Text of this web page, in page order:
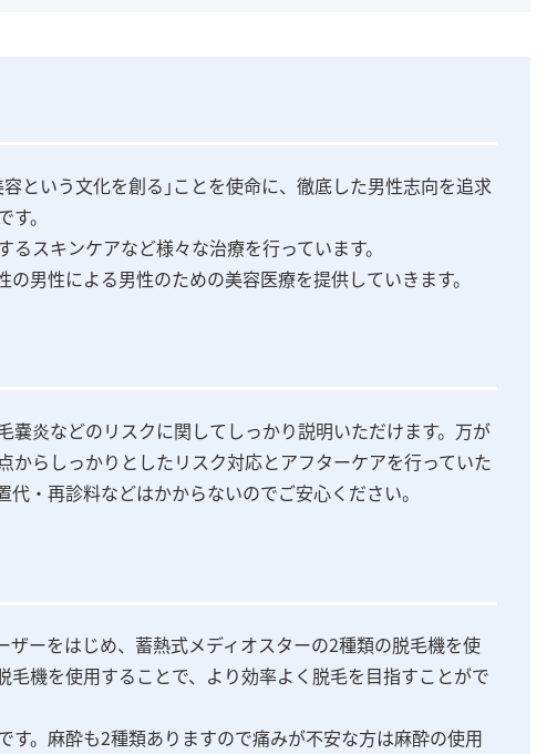
という文化を創る｣ことを使命に、徹底した男性志向を追求
。
スキンケアなど様々な治療を行っています。
男性による男性のための美容医療を提供していきます。
嚢炎などのリスクに関してしっかり説明いただけます。万が
からしっかりとしたリスク対応とアフターケアを行っていた
・再診料などはかからないのでご安心ください。
ザーをはじめ、蓄熱式メディオスターの2種類の脱毛機を使
毛機を使用することで、より効率よく脱毛を目指すことがで
す。麻酔も2種類ありますので痛みが不安な方は麻酔の使用